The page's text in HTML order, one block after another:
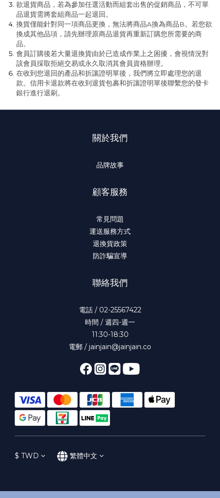
欲退貨商品，若為參加任選活動而組套出售的促銷商品，不可單
品退貨需將套組商品一起退回。
換貨僅能針對同一項商品更換，無法將商品A換為商品B。若您欲
換成其他品項，請先辦理原商品退貨再重新訂購您所需要的商
品。
會員訂購後若大量退換貨由於已造成作業上之困擾，會視情況對
該會員採取拒絕交易或永久取消其會員資格辦理。
在收到您退回的產品和折讓證明單後，我們將立即處理您的退
款。信用卡退款將在收到退貨包裹和折讓證明單後聯繫您的發卡
銀行進行退刷。
關於我們
品牌故事
顧客服務
常見問題
運送服務方式
退換貨政策
防詐騙宣導
聯絡我們
電話 / 02-25567422
時間 / 週四-週一
11:30-18:30
電郵 / jainjain@jainjain.co
$ TWD 繁體中文